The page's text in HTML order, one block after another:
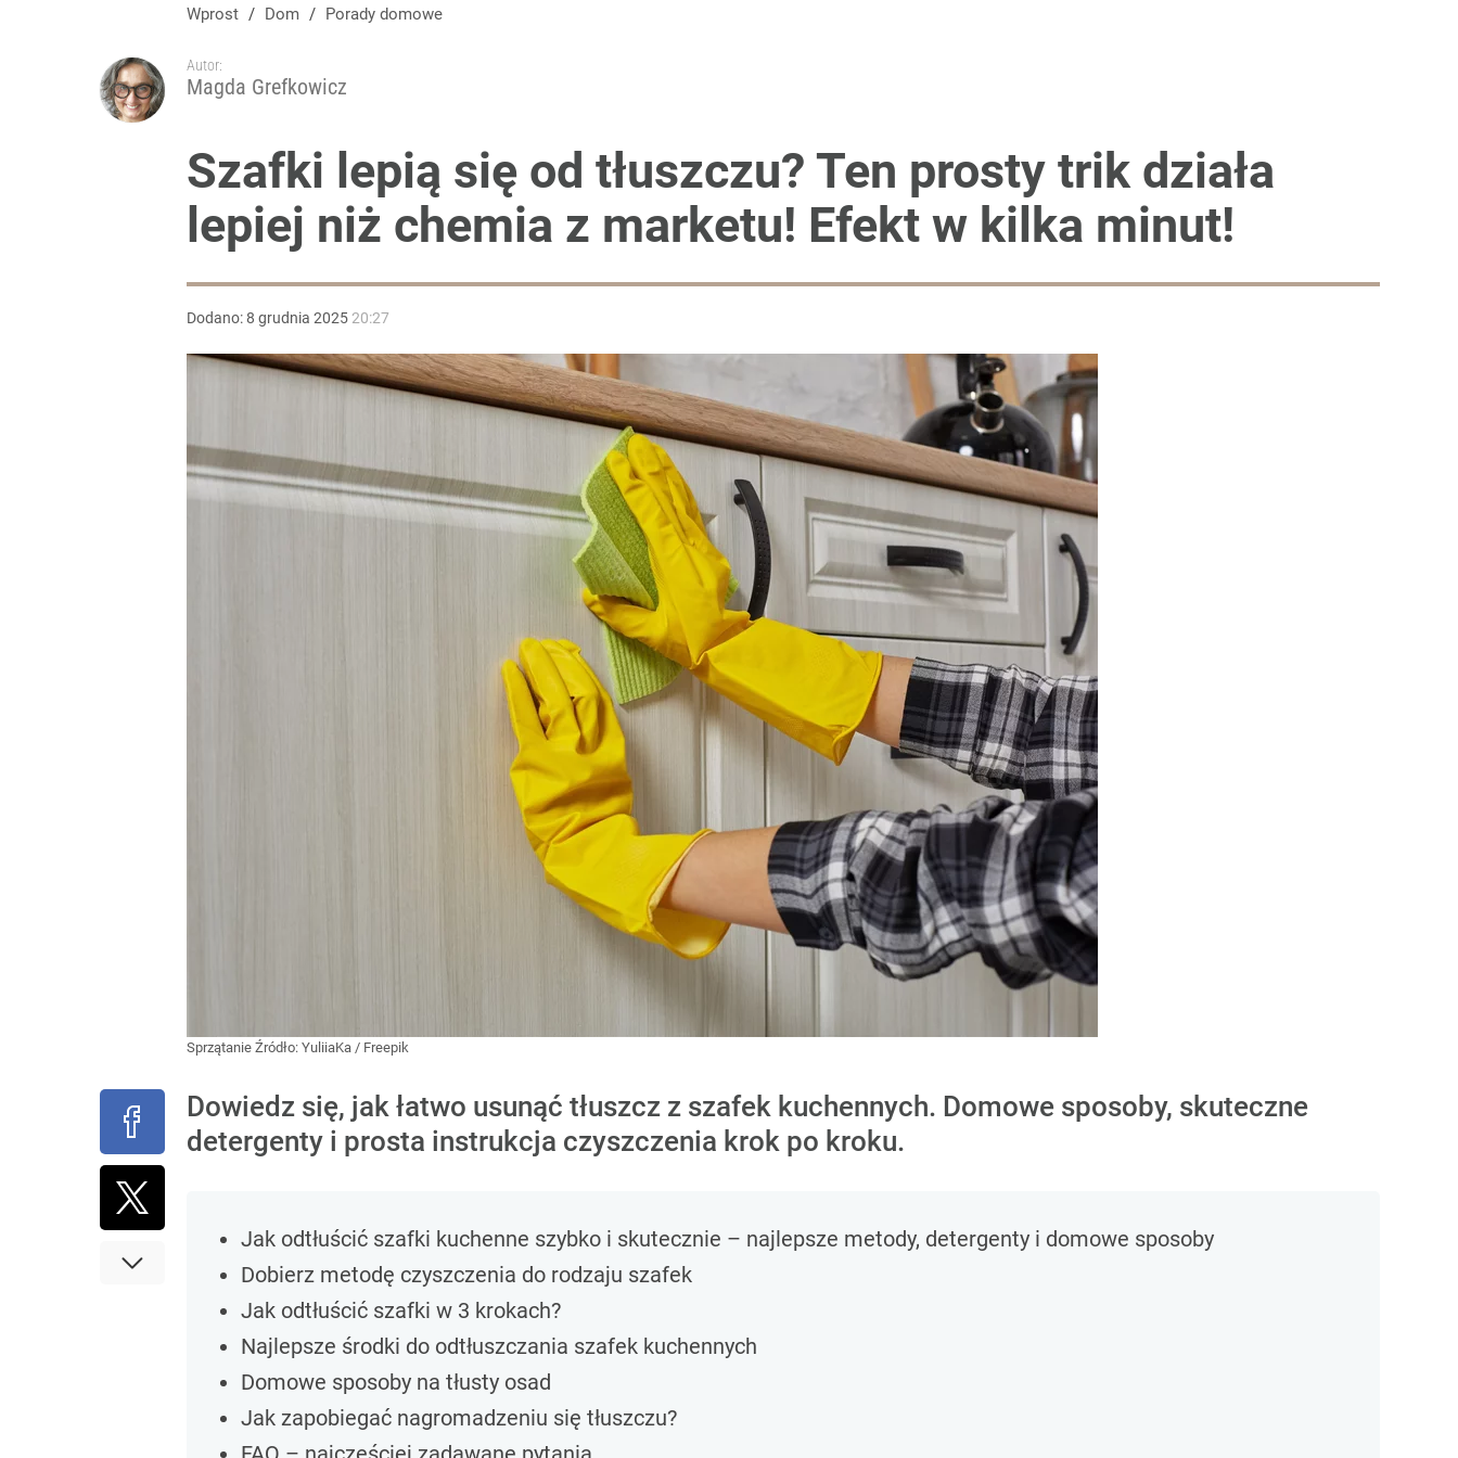
Wprost / Dom / Porady domowe
Autor:
Magda Grefkowicz
Szafki lepią się od tłuszczu? Ten prosty trik działa
lepiej niż chemia z marketu! Efekt w kilka minut!
Dodano:8 grudnia 2025 20:27
Sprzątanie Źródło: YuliiaKa / Freepik
Dowiedz się, jak łatwo usunąć tłuszcz z szafek kuchennych. Domowe sposoby, skuteczne
detergenty i prosta instrukcja czyszczenia krok po kroku.
Jak odtłuścić szafki kuchenne szybko i skutecznie – najlepsze metody, detergenty i domowe sposoby
Dobierz metodę czyszczenia do rodzaju szafek
Jak odtłuścić szafki w 3 krokach?
Najlepsze środki do odtłuszczania szafek kuchennych
Domowe sposoby na tłusty osad
Jak zapobiegać nagromadzeniu się tłuszczu?